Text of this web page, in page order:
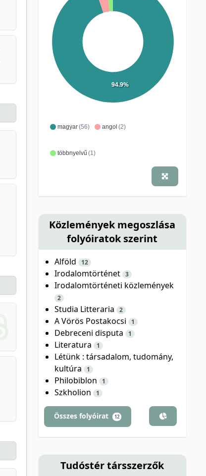
magyar(56) angol (2)
többnyelvű (1)
94.9%
Közlemények megoszlása
folyóiratok szerint
Alföld 12
Irodalomtörténet 3
Irodalomtörténeti közlemények
2
Studia Litteraria 2
A Vörös Postakocsi 1
Debreceni disputa 1
Literatura 1
Létünk : társadalom, tudomány,
kultúra
1
Philobiblon 1
Szkholion 1
Összes folyóirat 12
Tudóstér társszerzők